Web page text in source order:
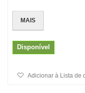
MAIS
Disponível
Adicionar à Lista de